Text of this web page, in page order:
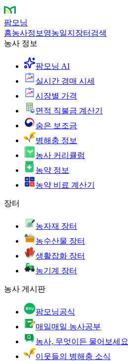
팜모닝
홈농사정보 영농일지 장터 검색
농사 정보
팜모닝 AI
실시간 경매 시세
시장별 가격
면적 직불금 계산기
숨은 보조금
병해충 정보
농사 커리큘럼
농약 정보
농약 비료 계산기
장터
농자재 장터
농수산물 장터
생활잡화 장터
농기계 장터
농사 게시판
팜모닝공식
매일매일 농사공부
농사, 무엇이든 물어보세요
이웃들의 병해충 소식